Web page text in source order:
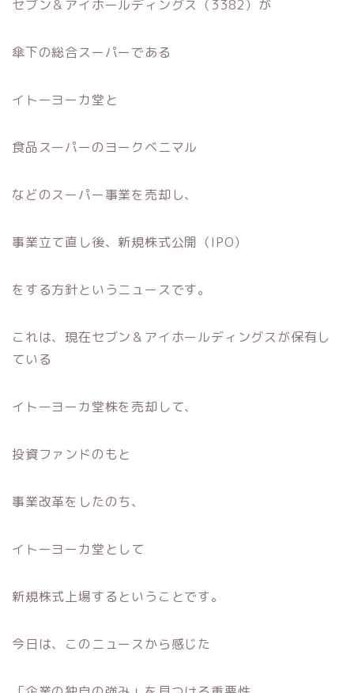
セブン＆アイホールディングス（3382）が
傘下の総合スーパーである
イトーヨーカ堂と
食品スーパーのヨークベニマル
などのスーパー事業を売却し、
事業立て直し後、新規株式公開（IPO）
をする方針というニュースです。
これは、現在セブン＆アイホールディングスが保有し
ている
イトーヨーカ堂株を売却して、
投資ファンドのもと
事業改革をしたのち、
イトーヨーカ堂として
新規株式上場するということです。
今日は、このニュースから感じた